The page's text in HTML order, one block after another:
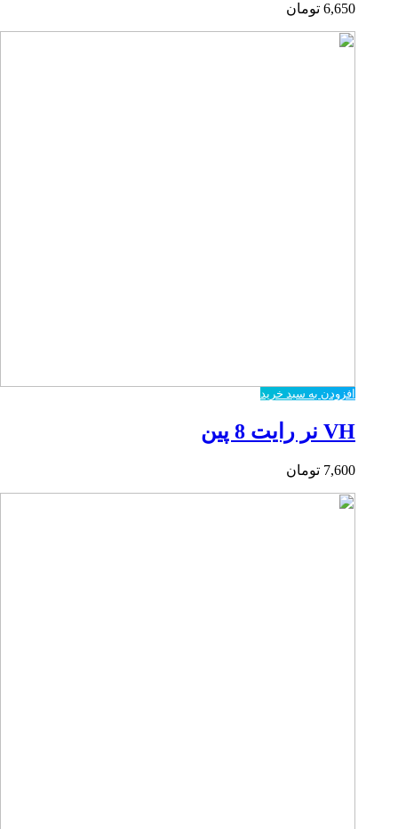
6,650 تومان
افزودن به سبد خرید
VH نر رایت 8 پین
7,600 تومان